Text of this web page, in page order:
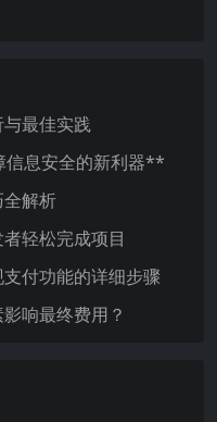
最佳实践
息安全的新利器**
解析
轻松完成项目
付功能的详细步骤
响最终费用？